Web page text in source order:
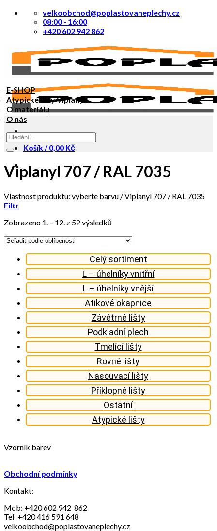
Přeskočit
velkoobchod@poplastovaneplechy.cz
08:00 - 16:00
+420 602 942 862
Košík /0,00 Kč
E-SHOP
Atypické lišty Viplanyl
O materiálu
O nás
Hledat:
Viplanyl 707 / RAL 7035
Vlastnost produktu: vyberte barvu /Viplanyl 707 / RAL 7035
Filtr
Zobrazeno 1. – 12. z 52 výsledků
oblíbenosti
Celý sortiment
L – úhelníky vnitřní
L – úhelníky vnější
Atikové okapnice
Závětrné lišty
Podkladní plech
Tmelící lišty
Rovné lišty
Nasouvací lišty
Příklopné lišty
Ostatní
Atypické lišty
Vzorník barev
Obchodní podmínky
Kontakt:
Mob: +420 602 942 862
Tel: +420 416 591 648
velkoobchod@poplastovaneplechy.cz